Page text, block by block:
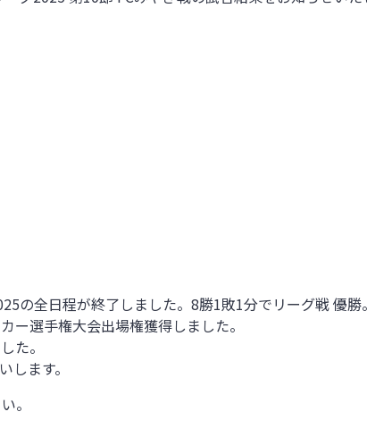
の全日程が終了しました。8勝1敗1分でリーグ戦 優勝
ー選手権大会出場権獲得しました。
た。
ます。
。